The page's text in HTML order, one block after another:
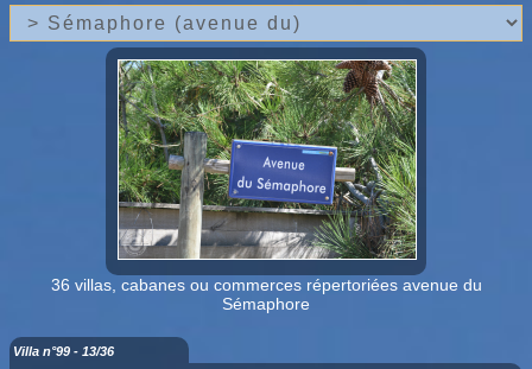
36 villas, cabanes ou commerces répertoriées avenue du
Sémaphore
Villa n°99 - 13/36